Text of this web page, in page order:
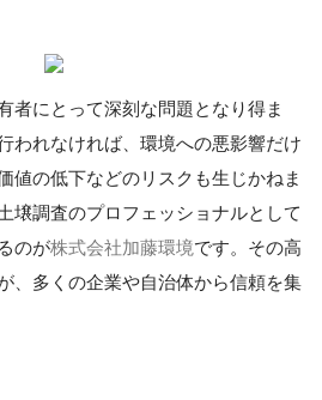
者にとって深刻な問題となり得ま
われなければ、環境への悪影響だけ
値の低下などのリスクも生じかねま
壌調査のプロフェッショナルとして
のが株式会社加藤環境です。その高
、多くの企業や自治体から信頼を集